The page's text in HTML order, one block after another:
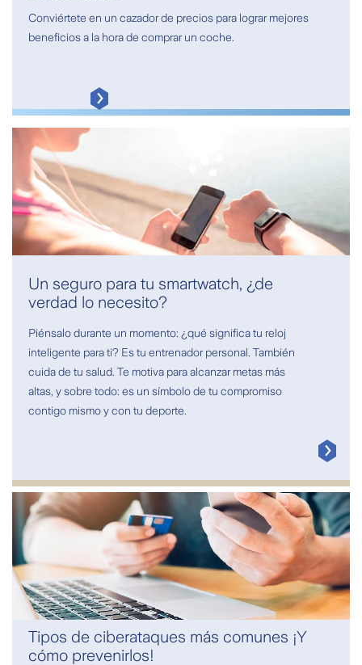
Conviértete en un cazador de precios para lograr mejores
beneficios a la hora de comprar un coche.
Un seguro para tu smartwatch, ¿de
verdad lo necesito?
Piénsalo durante un momento: ¿qué significa tu reloj
inteligente para ti? Es tu entrenador personal. También
cuida de tu salud. Te motiva para alcanzar metas más
altas, y sobre todo: es un símbolo de tu compromiso
contigo mismo y con tu deporte.
Tipos de ciberataques más comunes ¡Y
cómo prevenirlos!